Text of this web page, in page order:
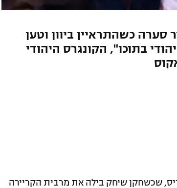
סערה כשהתראיין ביוון וטען
בתוכו", הקונגרס היהודי
שכשחקן שיחק בילה את מרבית הקריירה